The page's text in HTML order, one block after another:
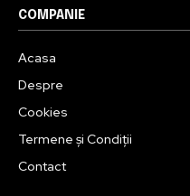
COMPANIE
Acasa
Despre
Cookies
Termene și Condiții
Contact